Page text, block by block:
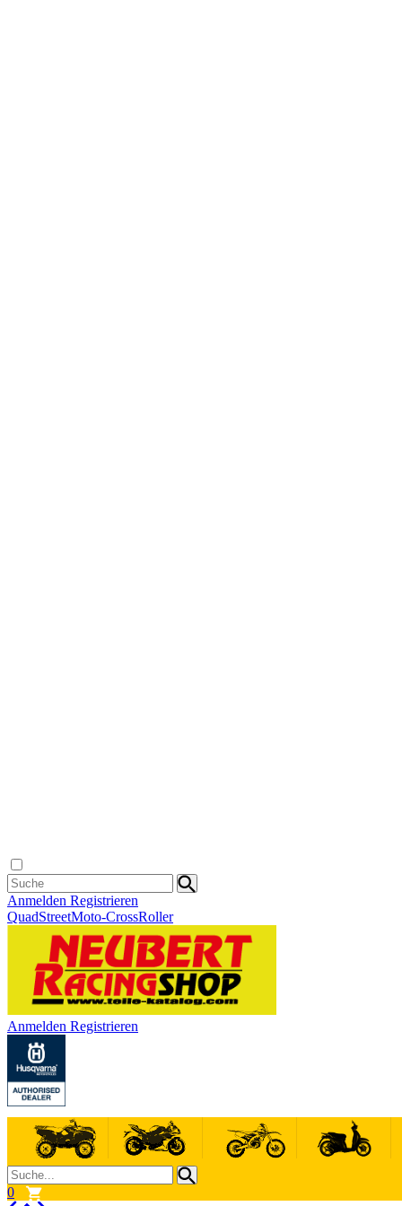
Anmelden Registrieren
QuadStreetMoto-CrossRoller
Anmelden Registrieren
0